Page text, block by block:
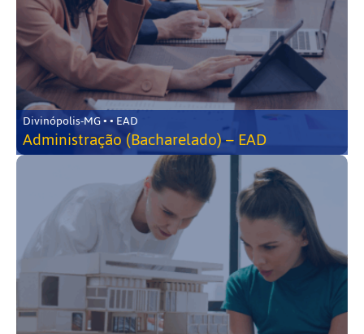
Divinópolis-MG • • EAD
Administração (Bacharelado) – EAD